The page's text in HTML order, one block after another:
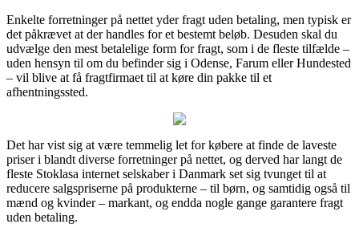
Enkelte forretninger på nettet yder fragt uden betaling, men typisk er
det påkrævet at der handles for et bestemt beløb. Desuden skal du
udvælge den mest betalelige form for fragt, som i de fleste tilfælde –
uden hensyn til om du befinder sig i Odense, Farum eller Hundested
– vil blive at få fragtfirmaet til at køre din pakke til et
afhentningssted.
Det har vist sig at være temmelig let for købere at finde de laveste
priser i blandt diverse forretninger på nettet, og derved har langt de
fleste Stoklasa internet selskaber i Danmark set sig tvunget til at
reducere salgspriserne på produkterne – til børn, og samtidig også til
mænd og kvinder – markant, og endda nogle gange garantere fragt
uden betaling.